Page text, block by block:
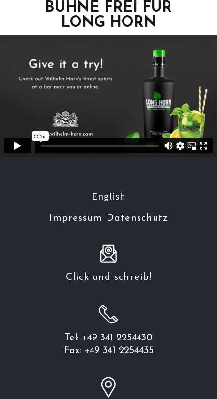
BÜHNE FREI FÜR
LONG HORN
English
Impressum Datenschutz
Click und schreib!
Tel: +49 341 2254430
Fax: +49 341 2254435